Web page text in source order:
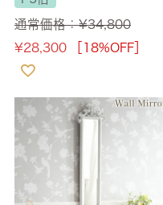
無料】 [Y]
通常価格：¥34,800
¥28,300 ［18%OFF］